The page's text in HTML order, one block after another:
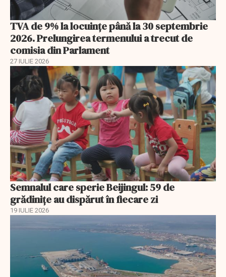
TVA de 9% la locuințe până la 30 septembrie
2026. Prelungirea termenului a trecut de
comisia din Parlament
27 IULIE 2026
Semnalul care sperie Beijingul: 59 de
grădinițe au dispărut în fiecare zi
19 IULIE 2026